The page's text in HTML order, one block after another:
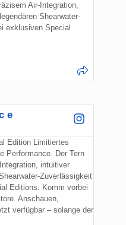
Air-Integration,
Shearwater-
exklusiven Special
e